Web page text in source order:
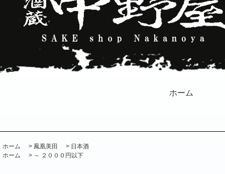
ホーム
ホーム > 鳳凰美田 > 日本酒
ホーム
> ～ ２０００円以下